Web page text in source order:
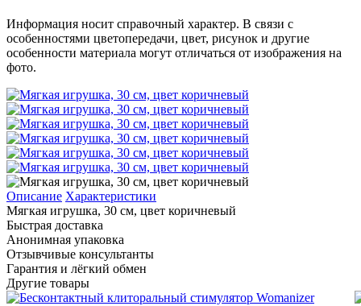
Информация носит справочный характер. В связи с
особенностями цветопередачи, цвет, рисунок и другие
особенности материала могут отличаться от изображения на
фото.
Описание Характеристики
Мягкая игрушка, 30 см, цвет коричневый
Быстрая доставка
Анонимная упаковка
Отзывчивые консультанты
Гарантия и лёгкий обмен
Другие товары